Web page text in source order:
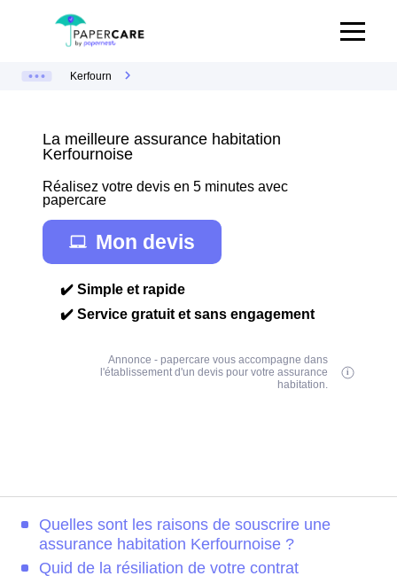
Kerfourn
La meilleure assurance habitation
Kerfournoise
Réalisez votre devis en 5 minutes avec
papercare
Mon devis
✔️ Simple et rapide
✔️ Service gratuit et sans engagement
Annonce - papercare vous accompagne dans
l'établissement d'un devis pour votre assurance
habitation.
Quelles sont les raisons de souscrire une
assurance habitation Kerfournoise ?
Quid de la résiliation de votre contrat